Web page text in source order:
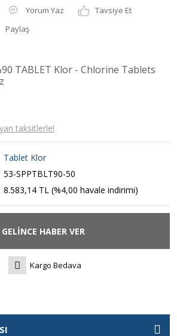
Yorum Yaz
Tavsiye Et
Paylaş
TABLET Klor - Chlorine Tablets
taksitlerle!
Tablet Klor
53-SPPTBLT90-50
8.583,14 TL (%4,00 havale indirimi)
GELİNCE HABER VER
Kargo Bedava